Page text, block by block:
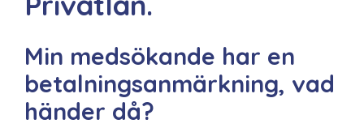
Min medsökande har en
betalningsanmärkning, vad
händer då?